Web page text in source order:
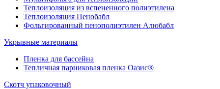
Теплоизоляция из вспененного полиэтилена
Теплоизоляция Пенобабл
Фольгированный пенополиэтилен Алюбабл
Укрывные материалы
Пленка для бассейна
Тепличная парниковая пленка Оазис®
Скотч упаковочный